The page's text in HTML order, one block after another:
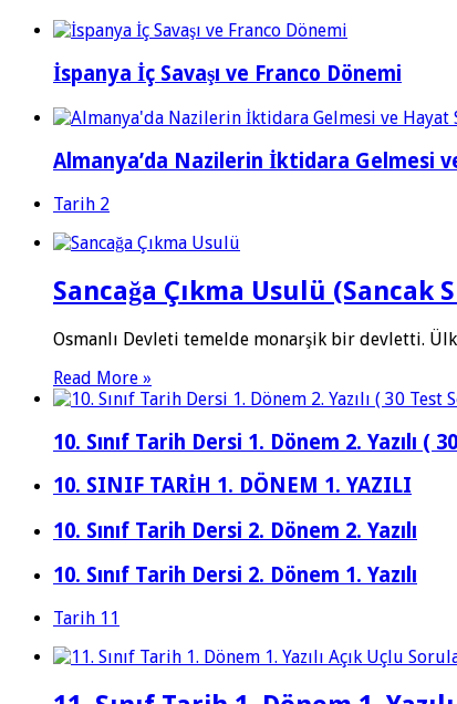
İspanya İç Savaşı ve Franco Dönemi
Almanya’da Nazilerin İktidara Gelmesi
Tarih 2
Sancağa Çıkma Usulü (Sancak
Osmanlı Devleti temelde monarşik bir devletti.
Read More »
10. Sınıf Tarih Dersi 1. Dönem 2. Yazılı (
10. SINIF TARİH 1. DÖNEM 1. YAZILI
10. Sınıf Tarih Dersi 2. Dönem 2. Yazılı
10. Sınıf Tarih Dersi 2. Dönem 1. Yazılı
Tarih 11